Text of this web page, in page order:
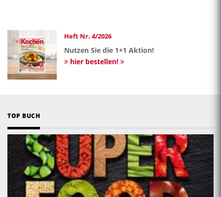
Heft Nr. 4/2026
Nutzen Sie die 1+1 Aktion!
hier bestellen!
TOP BUCH